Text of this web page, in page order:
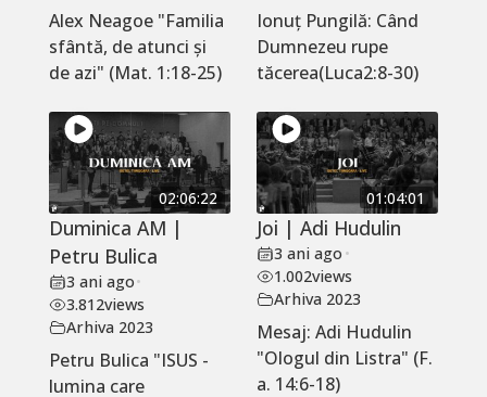
Alex Neagoe "Familia
sfântă, de atunci și
de azi" (Mat. 1:18-25)
Ionuț Pungilă: Când
Dumnezeu rupe
tăcerea(Luca2:8-30)
02:06:22
Duminica AM |
Petru Bulica
3 ani ago•
3.812views
Arhiva 2023
Petru Bulica "ISUS -
lumina care
01:04:01
Joi | Adi Hudulin
3 ani ago •
1.002views
Arhiva 2023
Mesaj: Adi Hudulin
"Ologul din Listra" (F.
a. 14:6-18)